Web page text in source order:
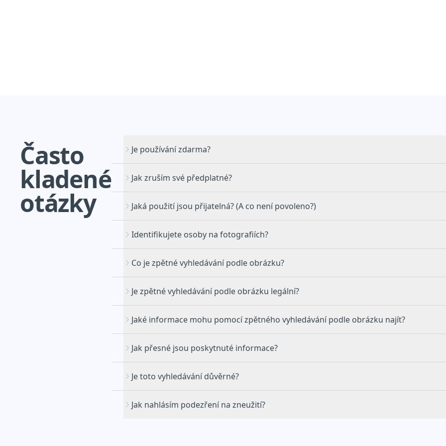
Často
kladené
otázky
Je používání zdarma?
Jak zruším své předplatné?
Jaká použití jsou přijatelná? (A co není povoleno?)
Identifikujete osoby na fotografiích?
Co je zpětné vyhledávání podle obrázku?
Je zpětné vyhledávání podle obrázku legální?
Jaké informace mohu pomocí zpětného vyhledávání podle obrázku najít?
Jak přesné jsou poskytnuté informace?
Je toto vyhledávání důvěrné?
Jak nahlásím podezření na zneužití?